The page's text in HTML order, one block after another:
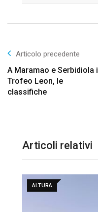
Articolo precedente
A Maramao e Serbidiola il
Trofeo Leon, le
classifiche
Articoli relativi
ALTURA